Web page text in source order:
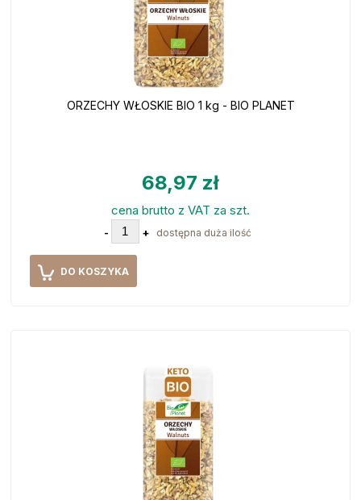
ORZECHY WŁOSKIE BIO 1 kg - BIO PLANET
68,97 zł
cena brutto z VAT za szt.
- + dostępna duża ilość
DO KOSZYKA